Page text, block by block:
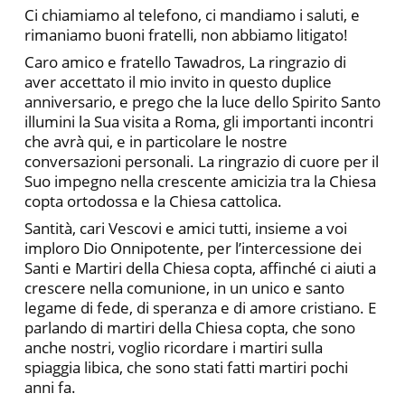
Ci chiamiamo al telefono, ci mandiamo i saluti, e
rimaniamo buoni fratelli, non abbiamo litigato!
Caro amico e fratello Tawadros, La ringrazio di
aver accettato il mio invito in questo duplice
anniversario, e prego che la luce dello Spirito Santo
illumini la Sua visita a Roma, gli importanti incontri
che avrà qui, e in particolare le nostre
conversazioni personali. La ringrazio di cuore per il
Suo impegno nella crescente amicizia tra la Chiesa
copta ortodossa e la Chiesa cattolica.
Santità, cari Vescovi e amici tutti, insieme a voi
imploro Dio Onnipotente, per l’intercessione dei
Santi e Martiri della Chiesa copta, affinché ci aiuti a
crescere nella comunione, in un unico e santo
legame di fede, di speranza e di amore cristiano. E
parlando di martiri della Chiesa copta, che sono
anche nostri, voglio ricordare i martiri sulla
spiaggia libica, che sono stati fatti martiri pochi
anni fa.